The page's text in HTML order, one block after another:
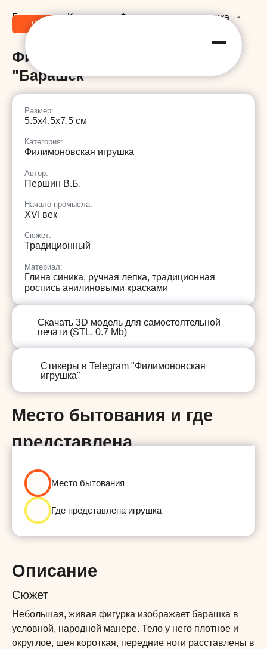
Главная Каталог
Филимоновская игрушка
Филимоновская игрушка "Барашек"
Фото
Филимоновская игрушка
"Барашек"
Размер:
5.5х4.5х7.5 см
Категория:
Филимоновская игрушка
Автор:
Першин В.Б.
Начало промысла:
ХVI век
Сюжет:
Традиционный
Материал:
Глина синика, ручная лепка, традиционная
роспись анилиновыми красками
Скачать3D модель для самостоятельной
печати (STL, 0.7 Mb)
Стикеры в Telegram "Филимоновская
игрушка"
Место бытования и где
представлена
Место бытования
Где представлена игрушка
Описание
Сюжет
Небольшая, живая фигурка изображает барашка в
условной, народной манере. Тело у него плотное и
округлое, шея короткая, передние ноги расставлены в